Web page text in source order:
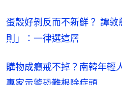
蛋殼好剝反而不新鮮？ 譚
則」：一律選這層
購物成癮戒不掉？南韓年輕